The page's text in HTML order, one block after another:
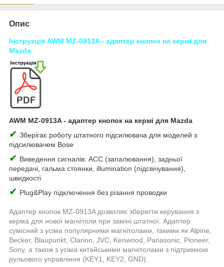
Опис
Інструкція AWM MZ-0913A - адаптер кнопок на кермі для
Mazda
AWM MZ-0913A - адаптер кнопок на кермі для Mazda
✔ Зберігає роботу штатного підсилювача для моделей з
підсилювачем Bose
✔ Виведення сигналів: ACC (запалювання), задньої
передачі, гальма стоянки, illumination (підсвічування),
швидкості
✔ Plug&Play підключення без різання проводки
Адаптер кнопок MZ-0913A дозволяє зберегти керування з
керма для нової магнітоли при заміні штатної. Адаптер
сумісний з усіма популярними магнітолами, такими як Alpine,
Becker, Blaupunkt, Clarion, JVC, Kenwood, Panasonic, Pioneer,
Sony, а також з усіма китайськими магнітолами з підтримкою
рульового управління (KEY1, KEY2, GND).